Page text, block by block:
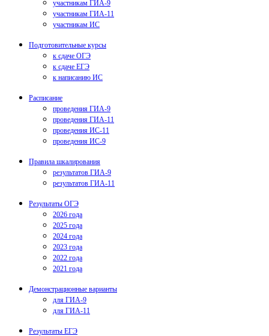
участникам ГИА-9
участникам ГИА-11
участникам ИС
Подготовительные курсы
к сдаче ОГЭ
к сдаче ЕГЭ
к написанию ИС
Расписание
проведения ГИА-9
проведения ГИА-11
проведения ИС-11
проведения ИС-9
Правила шкалирования
результатов ГИА-9
результатов ГИА-11
Результаты ОГЭ
2026 года
2025 года
2024 года
2023 года
2022 года
2021 года
Демонстрационные варианты
для ГИА-9
для ГИА-11
Результаты ЕГЭ